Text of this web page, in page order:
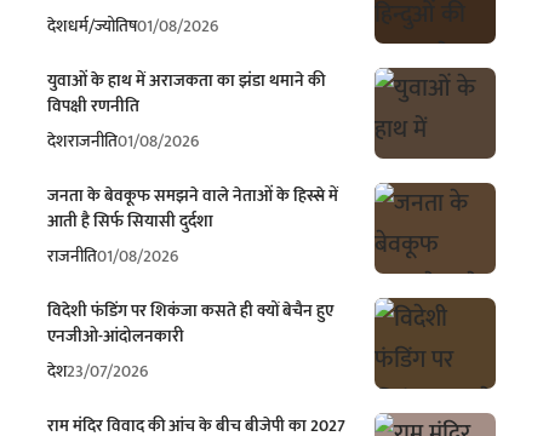
देशधर्म/ज्योतिष01/08/2026
युवाओं के हाथ में अराजकता का झंडा थमाने की
विपक्षी रणनीति
देशराजनीति01/08/2026
जनता के बेवकूफ समझने वाले नेताओं के हिस्से में
आती है सिर्फ सियासी दुर्दशा
राजनीति01/08/2026
विदेशी फंडिंग पर शिकंजा कसते ही क्यों बेचैन हुए
एनजीओ-आंदोलनकारी
देश23/07/2026
राम मंदिर विवाद की आंच के बीच बीजेपी का 2027